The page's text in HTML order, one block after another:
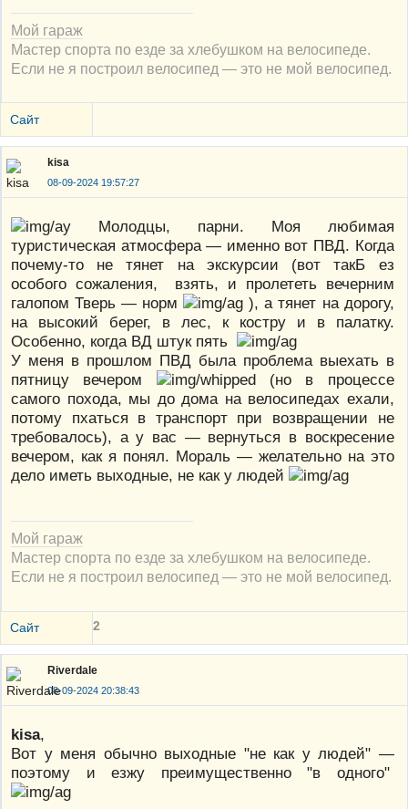
Мой гараж
Мастер спорта по езде за хлебушком на велосипеде.
Если не я построил велосипед — это не мой велосипед.
Сайт
kisa
08-09-2024 19:57:27
Молодцы, парни. Моя любимая
туристическая атмосфера — именно вот ПВД. Когда
почему-то не тянет на экскурсии (вот такБ ез
особого сожаления, взять, и пролететь вечерним
галопом Тверь — норм
), а тянет на дорогу,
на высокий берег, в лес, к костру и в палатку.
Особенно, когда ВД штук пять
У меня в прошлом ПВД была проблема выехать в
пятницу вечером
(но в процессе
самого похода, мы до дома на велосипедах ехали,
потому пхаться в транспорт при возвращении не
требовалось), а у вас — вернуться в воскресение
вечером, как я понял. Мораль — желательно на это
дело иметь выходные, не как у людей
Мой гараж
Мастер спорта по езде за хлебушком на велосипеде.
Если не я построил велосипед — это не мой велосипед.
Сайт 2
Riverdale
08-09-2024 20:38:43
kisa,
Вот у меня обычно выходные "не как у людей" —
поэтому и езжу преимущественно "в одного"